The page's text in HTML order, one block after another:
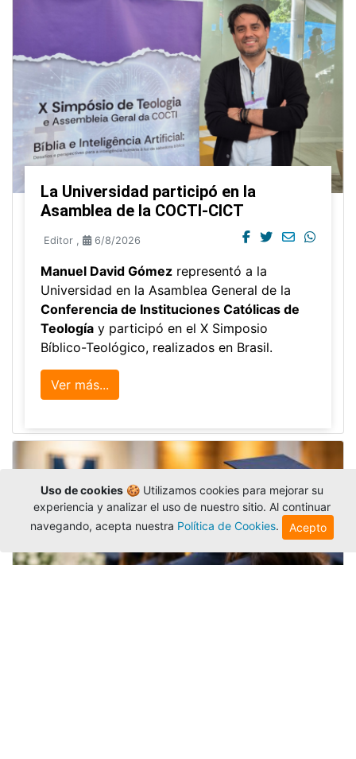
La Universidad participó en la
Asamblea de la COCTI-CICT
Editor , 6/8/2026
Manuel David Gómez representó a la
Universidad en la Asamblea General de la
Conferencia de Instituciones Católicas de
Teología y participó en el X Simposio
Bíblico-Teológico, realizados en Brasil.
Ver más...
Uso de cookies🍪 Utilizamos cookies para mejorar su
experiencia y analizar el uso de nuestro sitio. Al continuar
navegando, acepta nuestra Política de Cookies. Acepto